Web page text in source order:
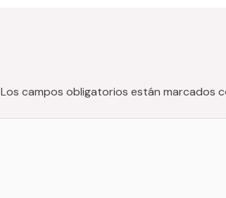
Los campos obligatorios están marcados